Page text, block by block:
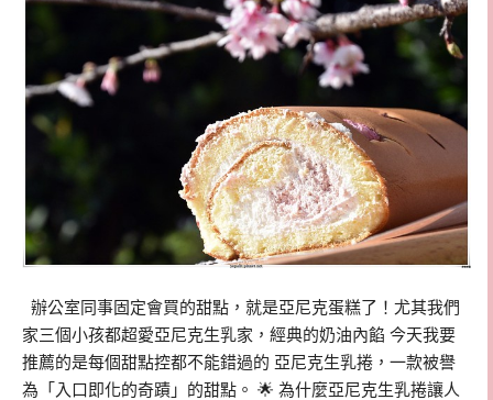
辦公室同事固定會買的甜點，就是亞尼克蛋糕了！尤其我們
家三個小孩都超愛亞尼克生乳家，經典的奶油內餡 今天我要
推薦的是每個甜點控都不能錯過的 亞尼克生乳捲，一款被譽
為「入口即化的奇蹟」的甜點。 🌟 為什麼亞尼克生乳捲讓人